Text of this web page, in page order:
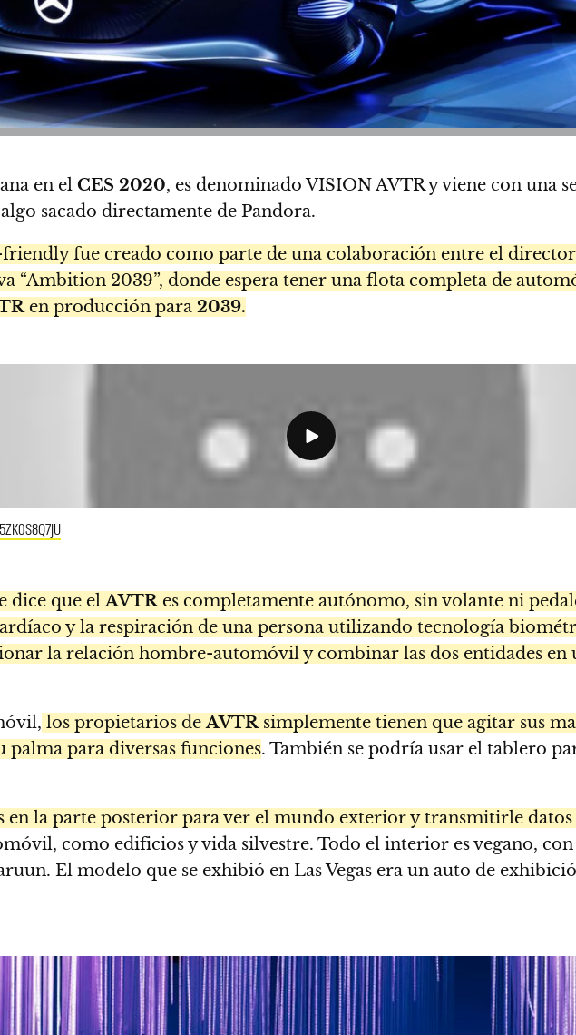
en el CES 2020, es denominado VISION AVTR y viene con una
sacado directamente de Pandora.
friendly fue creado como parte de una colaboración entre el
“Ambition 2039”, donde espera tener una flota completa de
en producción para 2039.
dice que elAVTRes completamente autónomo, sin volante ni
y la respiración de una persona utilizando tecnología
la relación hombre-automóvil y combinar las dos entidades en
los propietarios deAVTRsimplemente tienen que agitar sus
palma para diversas funciones. También se podría usar el tablero
en la parte posterior para ver el mundo exterior y transmitirle
como edificios y vida silvestre. Todo el interior es vegano,
El modelo que se exhibió en Las Vegas era un auto de